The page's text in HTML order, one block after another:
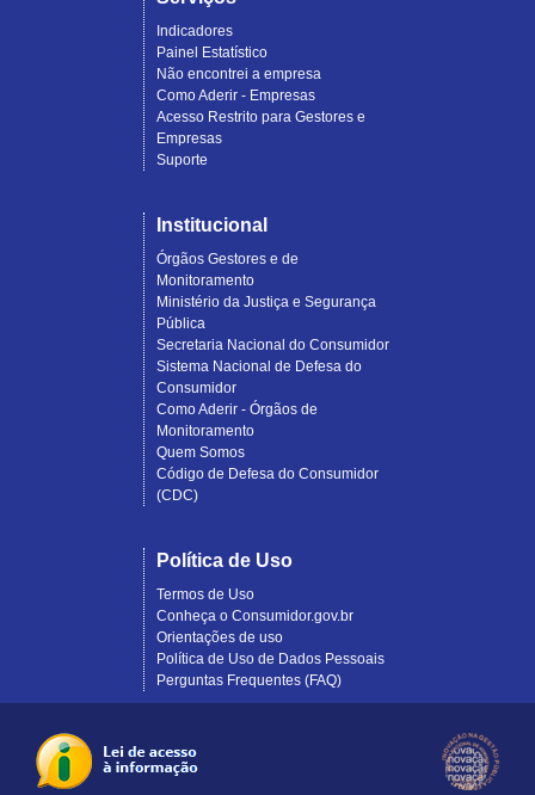
Indicadores
Painel Estatístico
Não encontrei a empresa
Como Aderir - Empresas
Acesso Restrito para Gestores e
Empresas
Suporte
Institucional
Órgãos Gestores e de
Monitoramento
Ministério da Justiça e Segurança
Pública
Secretaria Nacional do Consumidor
Sistema Nacional de Defesa do
Consumidor
Como Aderir - Órgãos de
Monitoramento
Quem Somos
Código de Defesa do Consumidor
(CDC)
Política de Uso
Termos de Uso
Conheça o Consumidor.gov.br
Orientações de uso
Política de Uso de Dados Pessoais
Perguntas Frequentes (FAQ)